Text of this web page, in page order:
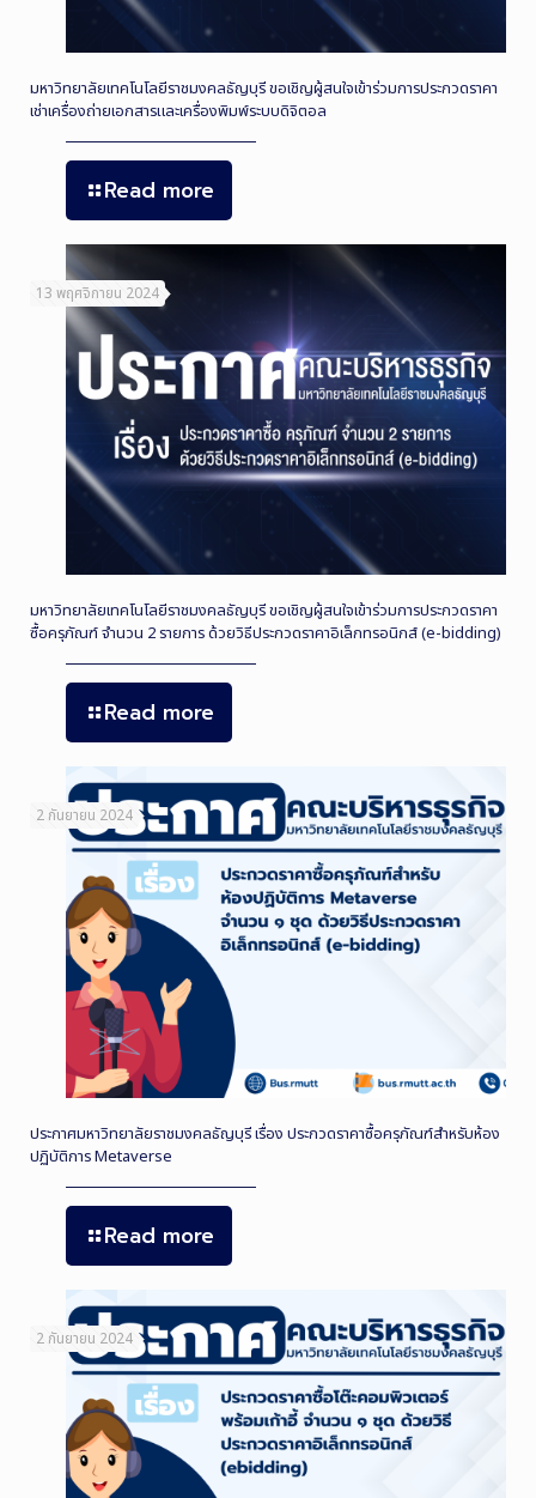
มหาวิทยาลัยเทคโนโลยีราชมงคลธัญบุรี ขอเชิญผู้สนใจเข้าร่วมการประกวดราคา
เช่าเครื่องถ่ายเอกสารและเครื่องพิมพ์ระบบดิจิตอล
Read more
13 พฤศจิกายน 2024
มหาวิทยาลัยเทคโนโลยีราชมงคลธัญบุรี ขอเชิญผู้สนใจเข้าร่วมการประกวดราคา
ซื้อครุภัณฑ์ จำนวน 2 รายการ ด้วยวิธีประกวดราคาอิเล็กทรอนิกส์ (e-bidding)
Read more
2 กันยายน 2024
ประกาศมหาวิทยาลัยราชมงคลธัญบุรี เรื่อง ประกวดราคาซื้อครุภัณฑ์สำหรับห้อง
ปฏิบัติการ Metaverse
Read more
2 กันยายน 2024